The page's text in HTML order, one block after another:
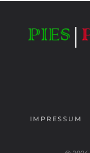
IMPRESSUM